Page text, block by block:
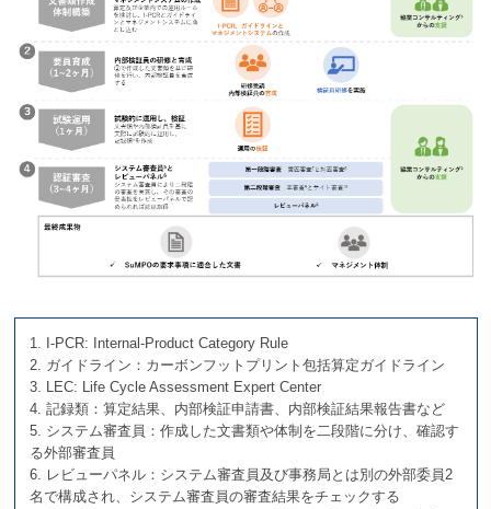
1. I-PCR: Internal-Product Category Rule
2. ガイドライン：カーボンフットプリント包括算定ガイドライン
3. LEC: Life Cycle Assessment Expert Center
4. 記録類：算定結果、内部検証申請書、内部検証結果報告書など
5. システム審査員：作成した文書類や体制を二段階に分け、確認す
る外部審査員
6. レビューパネル：システム審査員及び事務局とは別の外部委員2
名で構成され、システム審査員の審査結果をチェックする